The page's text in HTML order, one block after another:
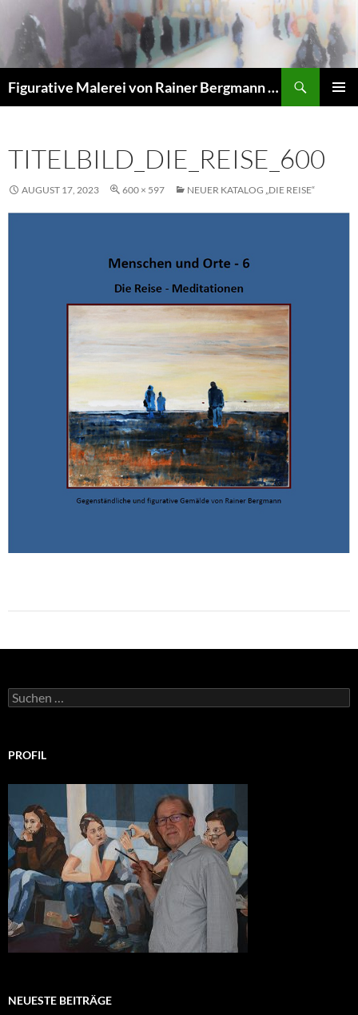
Inhalt
springen
Figurative Malerei von Rainer Bergmann M.A.
TITELBILD_DIE_REISE_600
AUGUST 17, 2023 600 × 597 NEUER KATALOG „DIE REISE“
Suchen
nach:
PROFIL
NEUESTE BEITRÄGE